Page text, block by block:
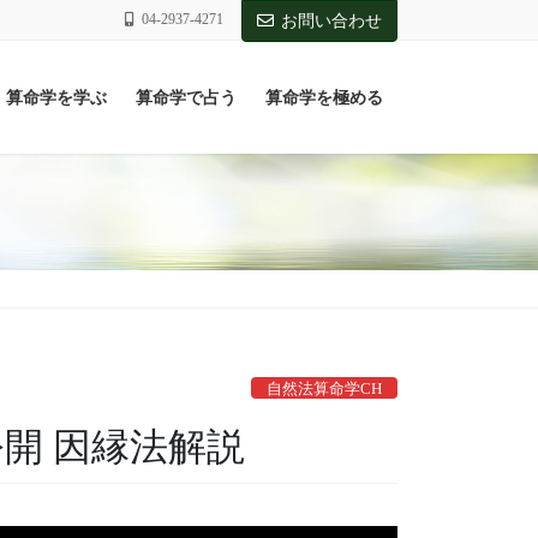
04-2937-4271 お問い合わせ
算命学を学ぶ 算命学で占う 算命学を極める
自然法算命学CH
因縁法解説